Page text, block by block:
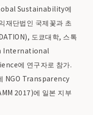
Sustainability에
재단법인 국제꽃과 초
도쿄대학, 스톡
International
에 연구자로 참가.
NGO Transparency
2017)에 일본 지부